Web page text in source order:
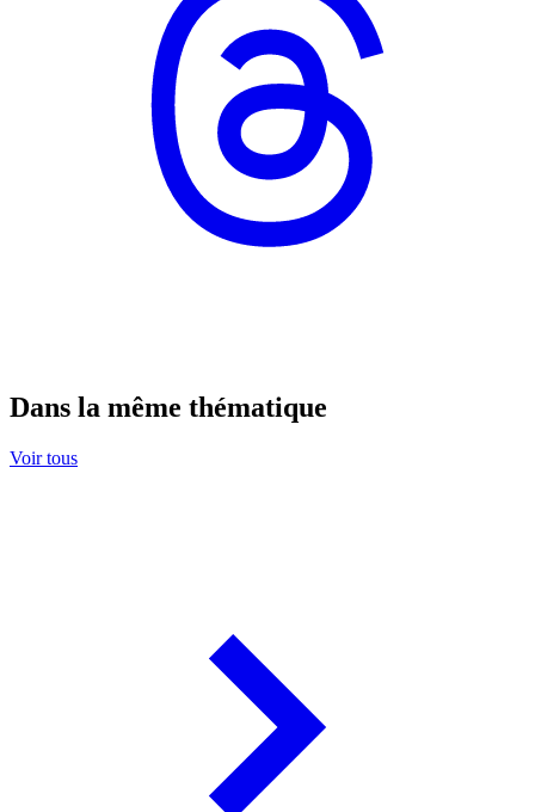
Dans la même thématique
Voir tous